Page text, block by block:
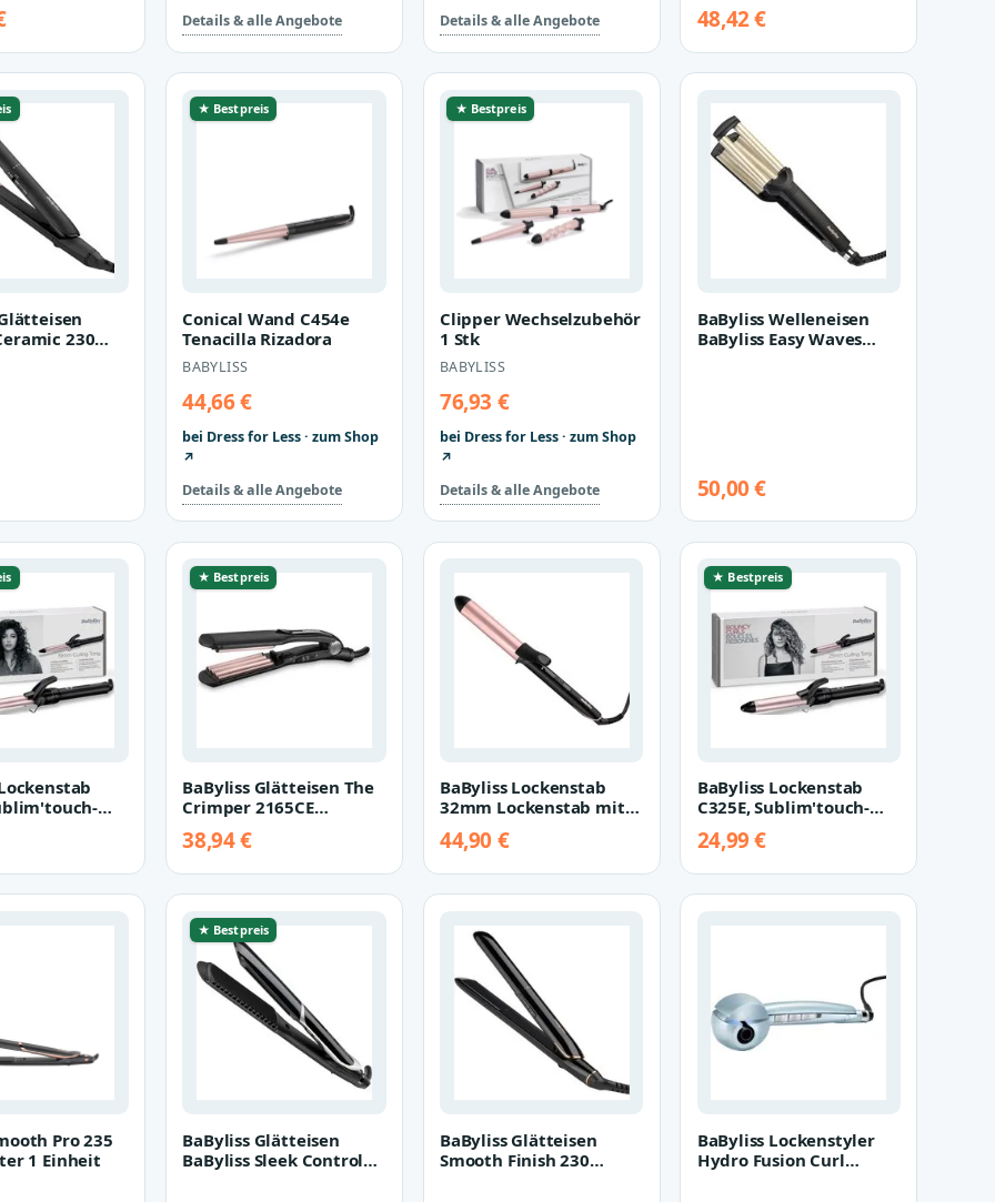
Details & alle Angebote
Details & alle Angebote
48,42 €
230
★ Bestpreis
Conical Wand C454e
Tenacilla Rizadora
BABYLISS
44,66 €
bei Dress for Less · zum Shop
↗
Details & alle Angebote
★ Bestpreis
Clipper Wechselzubehör
1 Stk
BABYLISS
76,93 €
bei Dress for Less · zum Shop
↗
Details & alle Angebote
BaByliss Welleneisen
BaByliss Easy Waves
50,00 €
19mm
★ Bestpreis
BaByliss Glätteisen The
Crimper 2165CE
Krepeisen
38,94 €
BaByliss Lockenstab
32mm Lockenstab mit
Klammer für große
Locken/Welle…
44,90 €
★ Bestpreis
BaByliss Lockenstab
C325E, Sublim'touch-
Beschichtung, 25mm
mit Klammer
24,99 €
Pro 235
1 Einheit
★ Bestpreis
BaByliss Glätteisen
BaByliss Sleek Control
BaByliss Glätteisen
Smooth Finish 230
BaByliss Lockenstyler
Hydro Fusion Curl